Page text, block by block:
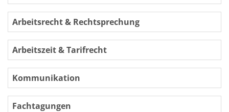
Arbeitsrecht & Rechtsprechung
Arbeitszeit & Tarifrecht
Kommunikation
Fachtagungen